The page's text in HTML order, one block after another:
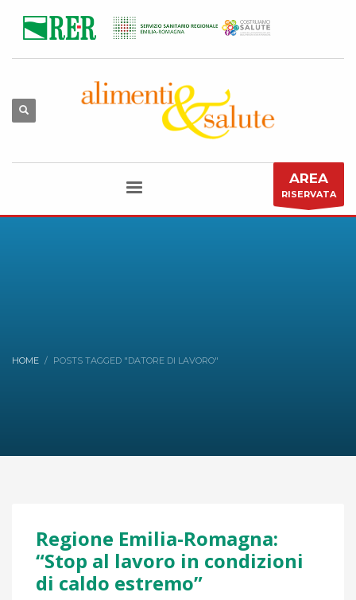
AREA
RISERVATA
HOME POSTS TAGGED "DATORE DI LAVORO"
Regione Emilia-Romagna:
“Stop al lavoro in condizioni
di caldo estremo”